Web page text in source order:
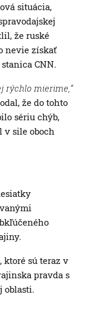
situácia,
že ruské
nevie získať
CNN.
rýchlo mierime,“
že do tohto
sériu chýb,
v sile oboch
sú teraz v
pravda s
oblasti.